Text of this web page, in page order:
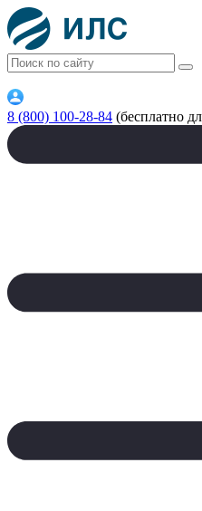
8 (800) 100-28-84 (бесплатно